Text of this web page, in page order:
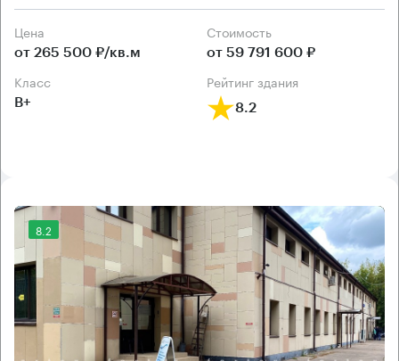
Цена
от 265 500 ₽/кв.м
Cтоимость
от 59 791 600 ₽
класс
B+
рейтинг здания
8.2
8.2